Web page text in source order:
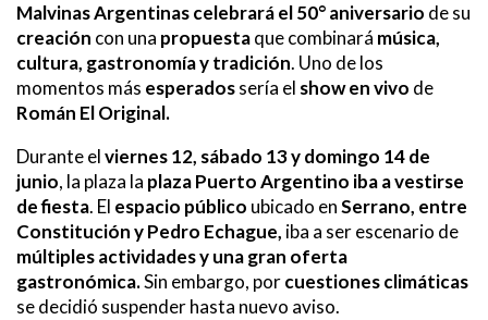
Malvinas Argentinascelebraráel 50° aniversario de su
creación con una propuestaque combinará música,
cultura, gastronomía y tradición. Uno de los
momentos más esperadossería el show en vivo de
Román El Original.
Durante elviernes 12, sábado 13 y domingo 14 de
junio, la plaza la plaza Puerto Argentino iba a vestirse
de fiesta. El espacio público ubicado enSerrano, entre
Constitución y Pedro Echague, iba a ser escenario de
múltiples actividades y una gran oferta
gastronómica.Sin embargo, porcuestiones climáticas
se decidió suspender hasta nuevo aviso.